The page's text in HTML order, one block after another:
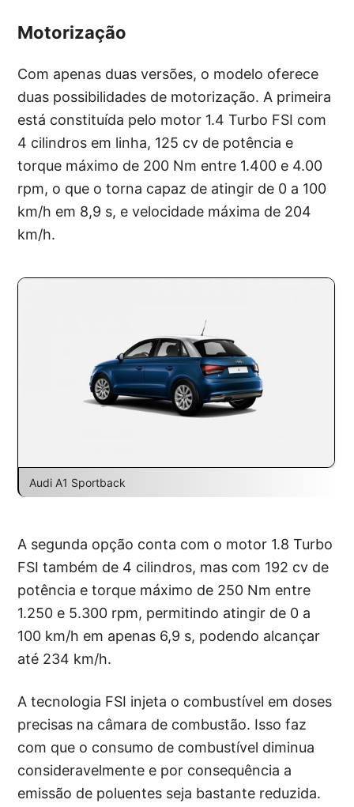
Motorização
Com apenas duas versões, o modelo oferece
duas possibilidades de motorização. A primeira
está constituída pelo motor 1.4 Turbo FSI com
4 cilindros em linha, 125 cv de potência e
torque máximo de 200 Nm entre 1.400 e 4.00
rpm, o que o torna capaz de atingir de 0 a 100
km/h em 8,9 s, e velocidade máxima de 204
km/h.
Audi A1 Sportback
A segunda opção conta com o motor 1.8 Turbo
FSI também de 4 cilindros, mas com 192 cv de
potência e torque máximo de 250 Nm entre
1.250 e 5.300 rpm, permitindo atingir de 0 a
100 km/h em apenas 6,9 s, podendo alcançar
até 234 km/h.
A tecnologia FSI injeta o combustível em doses
precisas na câmara de combustão. Isso faz
com que o consumo de combustível diminua
consideravelmente e por consequência a
emissão de poluentes seja bastante reduzida.